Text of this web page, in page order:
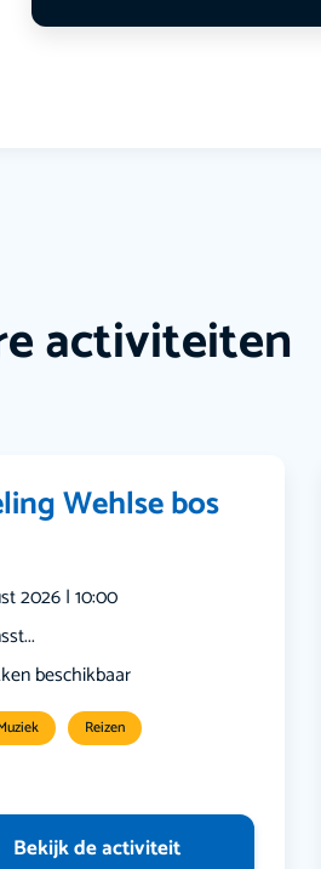
activiteiten
Wehlse bos
2026 | 10:00
beschikbaar
Reizen
Bekijk de activiteit